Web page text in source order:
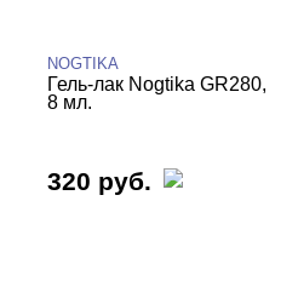
NOGTIKA
Гель-лак Nogtika GR280,
8 мл.
320 руб.